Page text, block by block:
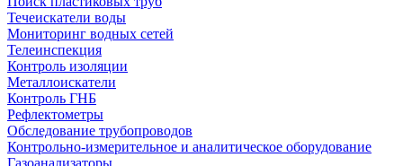
Течеискатели воды
Мониторинг водных сетей
Телеинспекция
Контроль изоляции
Металлоискатели
Контроль ГНБ
Рефлектометры
Обследование трубопроводов
Контрольно-измерительное и аналитическое оборудование
Газоанализаторы